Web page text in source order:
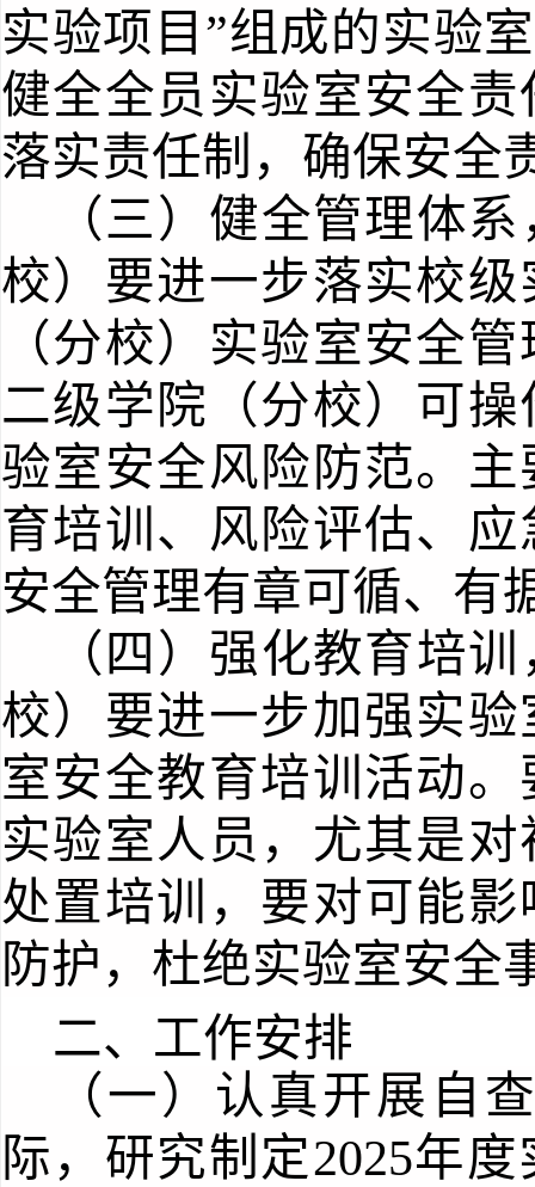
实验项目”组成的实验
健全全员实验室安全
落实责任制，确保安全
（三）健全管理体
校） 要进一步落实校
（分校） 实验室安全
二级学 院 （分校） 可操
验室安全风险防范。
育培训、风险评估、
安全管理有章可循、有
（四）强化教育培
校）要进一步加强实
室安全教育培训活动
实验室人员，尤其是
处置培训，要对可能
防护，杜绝实验室安全
二、工作安排
（一）认真开展自
际，研究制定2025年度